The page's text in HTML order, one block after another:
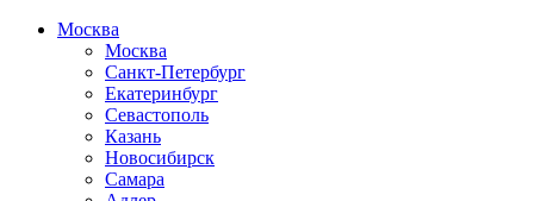
Москва
Москва
Санкт-Петербург
Екатеринбург
Севастополь
Казань
Новосибирск
Самара